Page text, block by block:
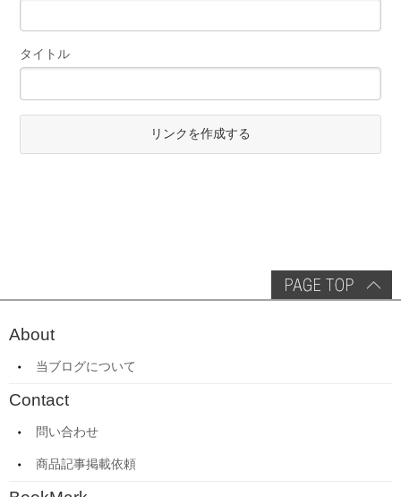
タイトル
リンクを作成する
About
当ブログについて
Contact
問い合わせ
商品記事掲載依頼